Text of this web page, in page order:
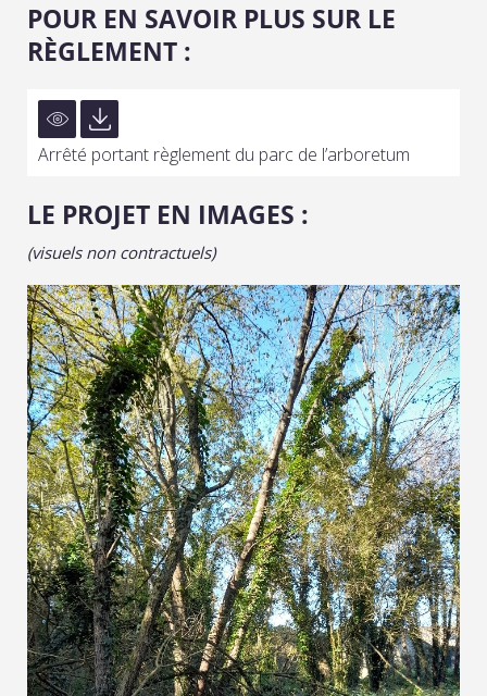
POUR EN SAVOIR PLUS SUR LE
RÈGLEMENT :
Arrêté portant règlement du parc de l’arboretum
LE PROJET EN IMAGES :
(visuels non contractuels)